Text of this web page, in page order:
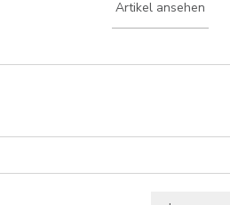
gestauchtes Perlband platziert. Die
die Kerze öffnet sich Trichter-
Artikel ansehen